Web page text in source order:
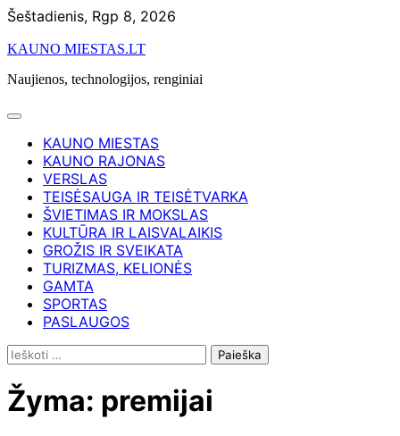
Skip
content
Šeštadienis, Rgp 8, 2026
KAUNO MIESTAS.LT
Naujienos, technologijos, renginiai
KAUNO MIESTAS
KAUNO RAJONAS
VERSLAS
TEISĖSAUGA IR TEISĖTVARKA
ŠVIETIMAS IR MOKSLAS
KULTŪRA IR LAISVALAIKIS
GROŽIS IR SVEIKATA
TURIZMAS, KELIONĖS
GAMTA
SPORTAS
PASLAUGOS
Ieškoti:
Žyma: premijai